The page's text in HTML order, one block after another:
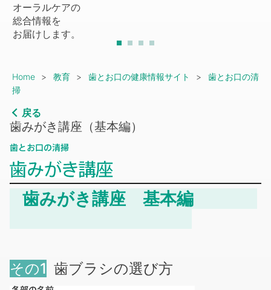
オーラルケアの
総合情報を
お届けします。
Breadcrumb
Home 教育 歯とお口の健康情報サイト
歯とお口の清
掃
戻る
歯みがき講座（基本編）
歯みがき講座 基本編
その1 歯ブラシの選び方